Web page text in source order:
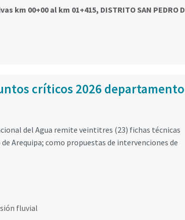
00+00 al km 01+415, DISTRITO SAN PEDRO
críticos 2026
del Agua remite veintitres (23) fichas técnicas
Arequipa; como propuestas de intervenciones de
fluvial